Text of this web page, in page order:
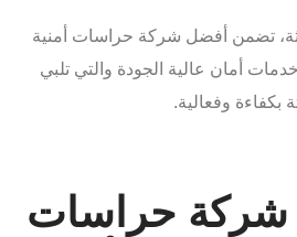
تضمن أفضل شركة حراسات أمنية
أمان عالية الجودة والتي تلبي
بكفاءة وفعالية.
شركة حراسات